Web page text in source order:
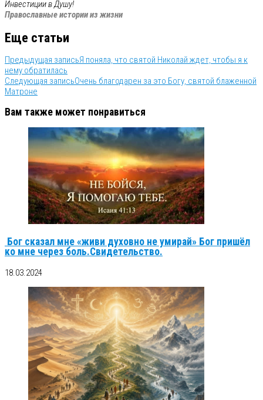
Инвестиции в Душу!
Православные истории из жизни
Еще статьи
Предыдущая записьЯ поняла, что святой Николай ждет, чтобы я к
нему обратилась
Следующая записьОчень благодарен за это Богу, святой блаженной
Матроне
Вам также может понравиться
Бог сказал мне «живи духовно не умирай» Бог пришёл
ко мне через боль.Свидетельство.
18.03.2024